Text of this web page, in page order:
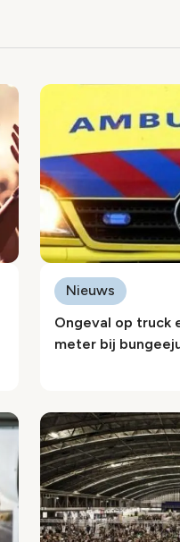
Ongeval op truck
meter bij
Nieuws